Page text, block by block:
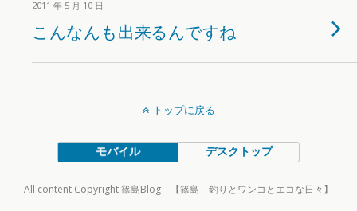
2011 年 5 月 10 日
こんなんも出来るんですね
トップに戻る
モバイル デスクトップ
All content Copyright 篠島Blog 【篠島 釣りとワンコとエコな日々】